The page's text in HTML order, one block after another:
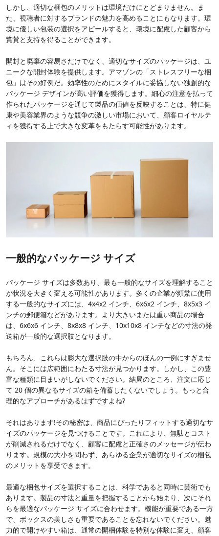
しかし、適切な梱包のメリットは環境だけにとどまりません。ま
た、視聴者に対するブランドの魅力を高めることにもなります。環
境に優しい包装の選択をアピールすると、環境に配慮した顧客から
賞賛と支持を得ることができます。
開封と廃棄の容易さだけでなく、適切なサイズのパッケージは、ユ
ニークな開封体験を提供します。アマゾンの「ストレスフリーな梱
包」はその好例だ。効率性のためにスタイルに妥協しない独創的な
パッケージ デザインが高い評価を獲得します。細心の注意を払って
作られたパッケージを通じて製品の価値を反映することは、特に健
康や美容業界のような競争の激しい市場において、顧客ロイヤルテ
ィを獲得する上で大きな変革をもたらす可能性があります。
一般的なパッケージ サイズ
パッケージ サイズは多数あり、最も一般的なサイズを理解すること
が状況を大きく変える可能性があります。多くの企業が頻繁に使用
する一般的なサイズには、4x4x2 インチ、6x6x2 インチ、8x5x3 イ
ンチの郵便箱などがあります。より大きいまたは重い商品の場合
は、6x6x6 インチ、8x8x8 インチ、10x10x8 インチなどの寸法の発
送箱が一般的な選択肢となります。
もちろん、これらは膨大な選択肢の中からのほんの一例にすぎませ
ん。そこには広範囲にわたる寸法が見つかります。しかし、この豊
富な種類に目まいがしないでください。結局のところ、注文に応じ
て 20 個の異なるサイズの箱を備蓄したくないでしょう。もっと合
理的なアプローチがあるはずですよね?
それはあります!その秘密は、商品にぴったりフィットする適切なサ
イズのパッケージを見つけることです。これにより、無駄とコスト
が削減されるだけでなく、顧客に配慮と正確さのメッセージが伝わ
ります。規模の大小を問わず、あらゆる企業が適切なサイズの梱包
のメリットを享受できます。
最適な梱包サイズを選択することは、科学であると同時に芸術でも
あります。製品の寸法と重量を把握することから始まり、次にそれ
らを最適なパッケージ サイズに合わせます。機能が重要である一方
で、ボックスの美しさも重要であることを忘れないでください。魅
力的で開けやすい箱は、通常の開梱体験を特別な体験に変え、顧客